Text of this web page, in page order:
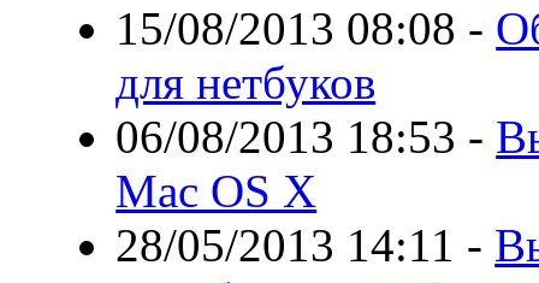
15/08/2013 08:08 -
для нетбуков
06/08/2013 18:53 -
Mac OS X
28/05/2013 14:11 -